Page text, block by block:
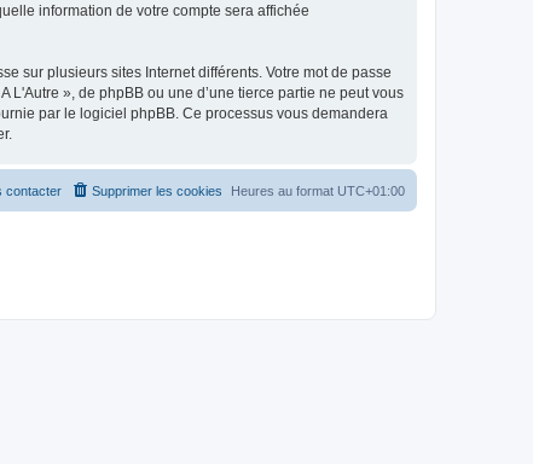
information de votre compte sera affichée
sur plusieurs sites Internet différents. Votre mot de passe
L'Autre », de phpBB ou une d’une tierce partie ne peut vous
par le logiciel phpBB. Ce processus vous demandera
Heures au format UTC+01:00
Supprimer les cookies
contacter